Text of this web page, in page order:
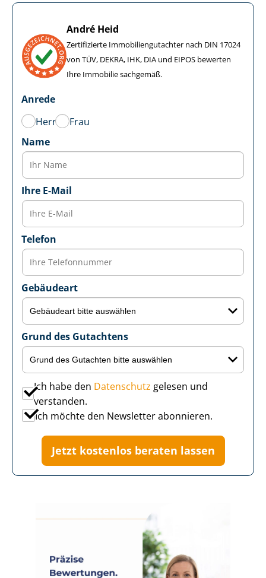
André Heid
Zertifizierte Im­mo­bi­li­en­gut­ach­ter nach DIN 17024
von TÜV, DEKRA, IHK, DIA und EIPOS bewerten
Ihre Immobilie sachgemäß.
Anrede
Herr
Frau
Name
Ihre E-Mail
Telefon
Gebäudeart
Grund des Gutachtens
Ich habe den Datenschutz gelesen und
verstanden.
Ich möchte den Newsletter abonnieren.
Jetzt kostenlos beraten lassen